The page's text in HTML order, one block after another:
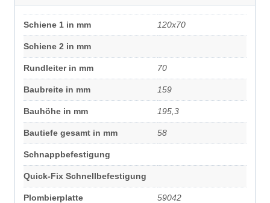
Schiene 1 in mm 120x70
Schiene 2 in mm
Rundleiter in mm 70
Baubreite in mm 159
Bauhöhe in mm 195,3
Bautiefe gesamt in mm 58
Schnappbefestigung
Quick-Fix Schnellbefestigung
Plombierplatte 59042